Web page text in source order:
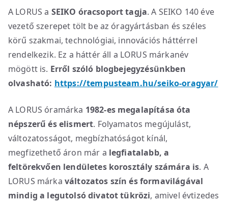
A LORUS a SEIKO óracsoport tagja. A SEIKO 140 éve
vezető szerepet tölt be az óragyártásban és széles
körű szakmai, technológiai, innovációs háttérrel
rendelkezik. Ez a háttér áll a LORUS márkanév
mögött is. Erről szóló blogbejegyzésünkben
olvasható: https://tempusteam.hu/seiko-oragyar/
A LORUS óramárka 1982-es megalapítása óta
népszerű és elismert. Folyamatos megújulást,
változatosságot, megbízhatóságot kínál,
megfizethető áron már a legfiatalabb, a
feltörekvően lendületes korosztály számára is. A
LORUS márka változatos szín és formavilágával
mindig a legutolsó divatot tükrözi, amivel évtizedes